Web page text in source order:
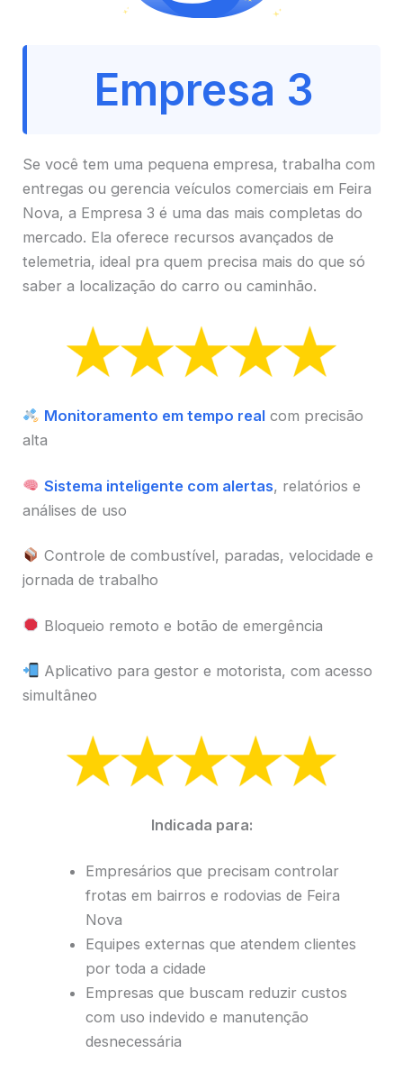
Empresa 3
Se você tem uma pequena empresa, trabalha com
entregas ou gerencia veículos comerciais em Feira
Nova, a Empresa 3 é uma das mais completas do
mercado. Ela oferece recursos avançados de
telemetria, ideal pra quem precisa mais do que só
saber a localização do carro ou caminhão.
Monitoramento em tempo realcom precisão
alta
Sistema inteligente com alertas, relatórios e
análises de uso
Controle de combustível, paradas, velocidade e
jornada de trabalho
Bloqueio remoto e botão de emergência
Aplicativo para gestor e motorista, com acesso
simultâneo
Indicada para:
Empresários que precisam controlar
frotas em bairros e rodovias de Feira
Nova
Equipes externas que atendem clientes
por toda a cidade
Empresas que buscam reduzir custos
com uso indevido e manutenção
desnecessária